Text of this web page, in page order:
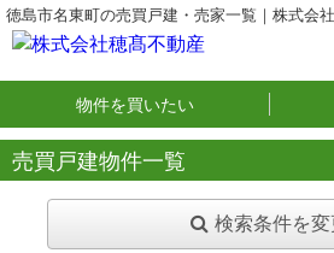
徳島市名東町の売買戸建・売家一覧｜株式会
物件を買いたい
売買戸建物件一覧
検索条件を変